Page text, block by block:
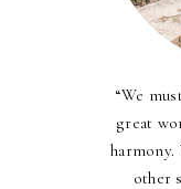
“We
great
harmony.
other